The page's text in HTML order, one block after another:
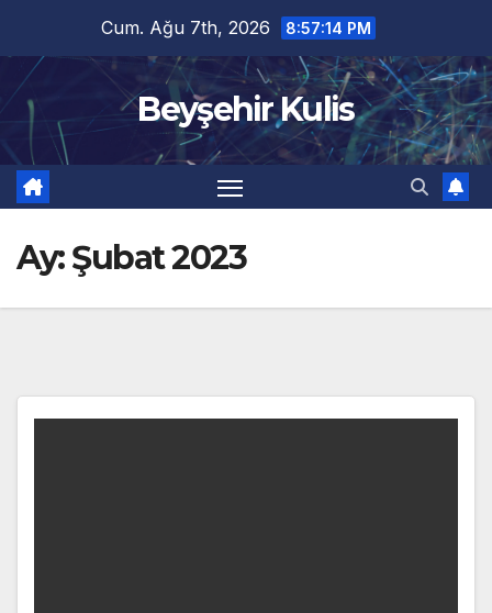
content
Cum. Ağu 7th, 2026 8:57:15 PM
Beyşehir Kulis
Ay:Şubat 2023